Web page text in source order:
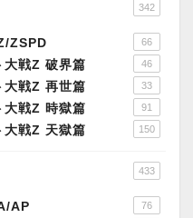
342
ZSPD 66
大戦Z 破界篇 46
大戦Z 再世篇 33
大戦Z 時獄篇 91
大戦Z 天獄篇 150
433
AP 76